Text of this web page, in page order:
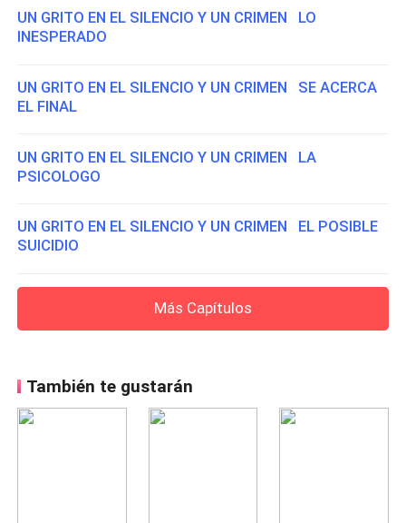
UN GRITO EN EL SILENCIO Y UN CRIMEN LO
INESPERADO
UN GRITO EN EL SILENCIO Y UN CRIMEN SE ACERCA
EL FINAL
UN GRITO EN EL SILENCIO Y UN CRIMEN LA
PSICOLOGO
UN GRITO EN EL SILENCIO Y UN CRIMEN EL POSIBLE
SUICIDIO
Más Capítulos
También te gustarán